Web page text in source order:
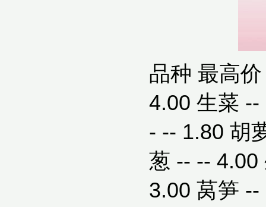
品种 最高
4.00 生菜
- -- 1.80 胡
葱 -- -- 4.00
3.00 莴笋